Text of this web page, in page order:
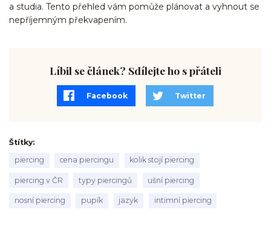
a studia. Tento přehled vám pomůže plánovat a vyhnout se
nepříjemným překvapením.
Líbil se článek? Sdílejte ho s přáteli
Facebook Twitter
Štítky
piercing
cena piercingu kolik stojí piercing
piercing v ČR typy piercingů ušní piercing
nosní piercing pupík jazyk intimní piercing